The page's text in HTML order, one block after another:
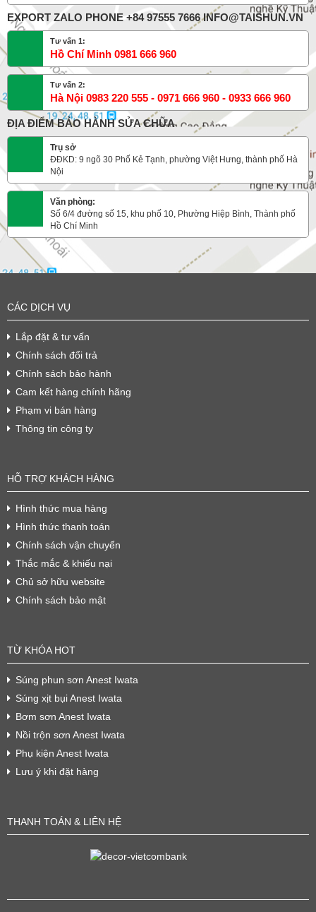
EXPORT ZALO PHONE +84 97555 7666 INFO@TAISHUN.VN
Tư vấn 1:
Hồ Chí Minh 0981 666 960
Tư vấn 2:
Hà Nội 0983 220 555 - 0971 666 960 - 0933 666 960
ĐỊA ĐIỂM BẢO HÀNH SỬA CHỮA
Trụ sở
ĐĐKD: 9 ngõ 30 Phố Kẻ Tạnh, phường Việt Hưng, thành phố Hà
Nội
Văn phòng:
Số 6/4 đường số 15, khu phố 10, Phường Hiệp Bình, Thành phố
Hồ Chí Minh
CÁC DỊCH VỤ
Lắp đặt & tư vấn
Chính sách đổi trả
Chính sách bảo hành
Cam kết hàng chính hãng
Phạm vi bán hàng
Thông tin công ty
HỖ TRỢ KHÁCH HÀNG
Hình thức mua hàng
Hình thức thanh toán
Chính sách vận chuyển
Thắc mắc & khiếu nại
Chủ sở hữu website
Chính sách bảo mật
TỪ KHÓA HOT
Súng phun sơn Anest Iwata
Súng xịt bụi Anest Iwata
Bơm sơn Anest Iwata
Nồi trộn sơn Anest Iwata
Phụ kiện Anest Iwata
Lưu ý khi đặt hàng
THANH TOÁN & LIÊN HỆ